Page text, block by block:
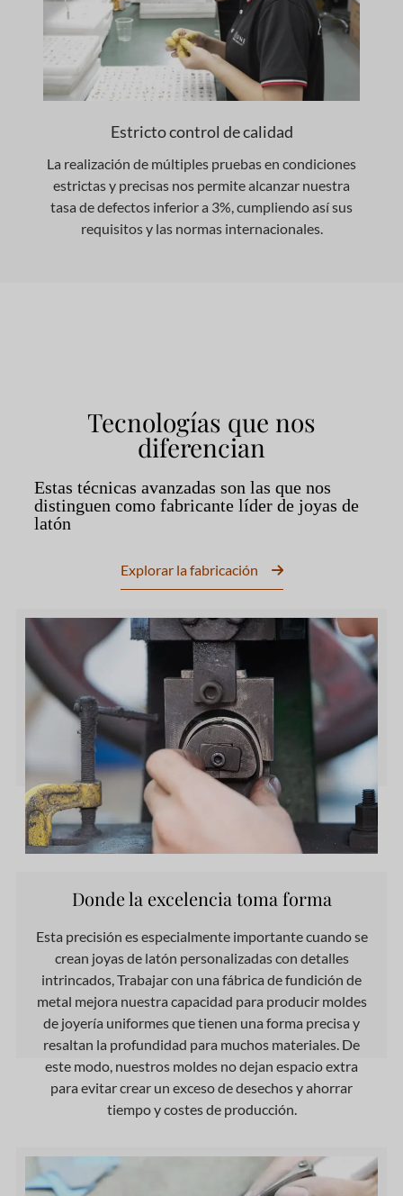
Estricto control de calidad
La realización de múltiples pruebas en condiciones
estrictas y precisas nos permite alcanzar nuestra
tasa de defectos inferior a 3%, cumpliendo así sus
requisitos y las normas internacionales.
Tecnologías que nos
diferencian
Estas técnicas avanzadas son las que nos
distinguen como fabricante líder de joyas de
latón
Explorar la fabricación
Donde la excelencia toma forma
Esta precisión es especialmente importante cuando se
crean joyas de latón personalizadas con detalles
intrincados, Trabajar con una fábrica de fundición de
metal mejora nuestra capacidad para producir moldes
de joyería uniformes que tienen una forma precisa y
resaltan la profundidad para muchos materiales. De
este modo, nuestros moldes no dejan espacio extra
para evitar crear un exceso de desechos y ahorrar
tiempo y costes de producción.